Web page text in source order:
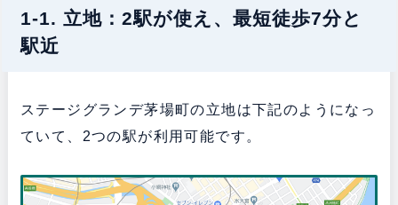
1-1. 立地：2駅が使え、最短徒歩7分と
駅近
ステージグランデ茅場町の立地は下記のようになっ
ていて、2つの駅が利用可能です。